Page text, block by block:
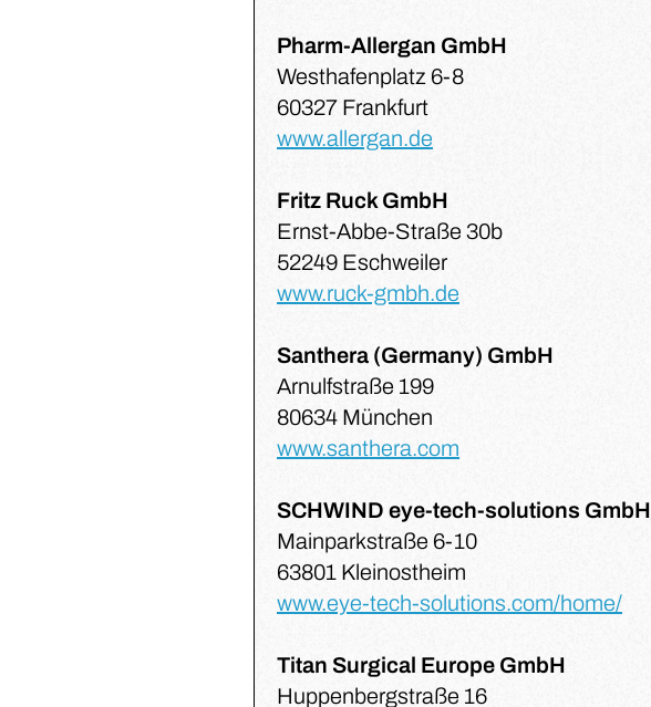
Pharm-Allergan GmbH
Westhafenplatz 6-8
60327 Frankfurt
www.allergan.de
Fritz Ruck GmbH
Ernst-Abbe-Straße 30b
52249 Eschweiler
www.ruck-gmbh.de
Santhera (Germany) GmbH
Arnulfstraße 199
80634 München
www.santhera.com
SCHWIND eye-tech-solutions GmbH
Mainparkstraße 6-10
63801 Kleinostheim
www.eye-tech-solutions.com/home/
Titan Surgical Europe GmbH
Huppenbergstraße 16